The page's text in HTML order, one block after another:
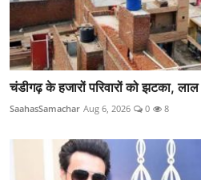
चंडीगढ़ के हजारों परिवारों को झटका,
SaahasSamachar Aug 6, 2026 0 8